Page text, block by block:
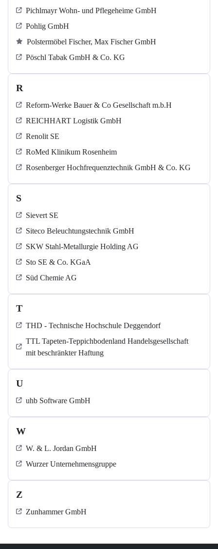
Pichlmayr Wohn- und Pflegeheime GmbH
Pohlig GmbH
Polstermöbel Fischer, Max Fischer GmbH
Pöschl Tabak GmbH & Co. KG
R
Reform-Werke Bauer & Co Gesellschaft m.b.H
REICHHART Logistik GmbH
Renolit SE
RoMed Klinikum Rosenheim
Rosenberger Hochfrequenztechnik GmbH & Co. KG
S
Sievert SE
Siteco Beleuchtungstechnik GmbH
SKW Stahl-Metallurgie Holding AG
Sto SE & Co. KGaA
Süd Chemie AG
T
THD - Technische Hochschule Deggendorf
TTL Tapeten-Teppichbodenland Handelsgesellschaft
mit beschränkter Haftung
U
uhb Software GmbH
W
W. & L. Jordan GmbH
Wurzer Unternehmensgruppe
Z
Zunhammer GmbH